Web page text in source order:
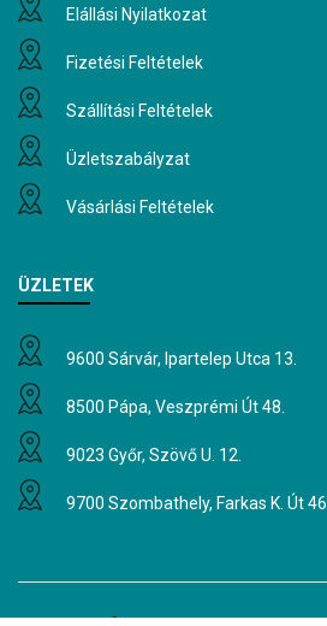
Elállási Nyilatkozat
Fizetési Feltételek
Szállítási Feltételek
Üzletszabályzat
Vásárlási Feltételek
ÜZLETEK
9600 Sárvár, Ipartelep Utca 13.
8500 Pápa, Veszprémi Út 48.
9023 Győr, Szövő U. 12.
9700 Szombathely, Farkas K. Út 46.